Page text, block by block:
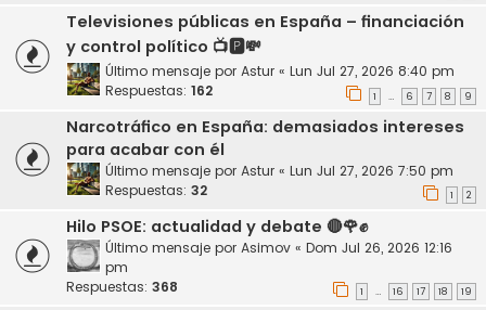
Televisiones públicas en España – financiación
y control político 📺🅿️💸
Último mensaje por Astur « Lun Jul 27, 2026 8:40 pm
Respuestas: 162 1 … 6 7 8 9
Narcotráfico en España: demasiados intereses
para acabar con él
Último mensaje por Astur « Lun Jul 27, 2026 7:50 pm
Respuestas: 32 1 2
Hilo PSOE: actualidad y debate 🔴🌹✊
Último mensaje por Asimov « Dom Jul 26, 2026 12:16
pm
Respuestas: 368 1 … 16 17 18 19